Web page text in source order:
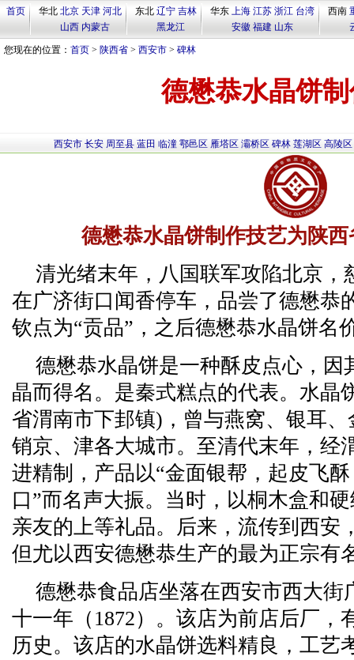
首页 华北 北京 天津 河北
山西 内蒙古
东北 辽宁 吉林
黑龙江
华东 上海 江苏 浙江 台湾
安徽 福建 山东
西南
您现在的位置： 首页 > 陕西省 > 西安市 > 碑林
德懋恭水晶饼
西安市 长安 周至县 蓝田 临潼 鄠邑区 雁塔区 灞桥区 碑林 莲湖区 高陵区
德懋恭水晶饼制作技艺为陕
清光绪末年，八国联军攻陷北京，
在广济街口闻香停车，品尝了德懋恭
钦点为“贡品”，之后德懋恭水晶饼名
德懋恭水晶饼是一种酥皮点心，因
晶而得名。是秦式糕点的代表。水晶
省渭南市下邽镇)，曾与燕窝、银耳
销京、津各大城市。至清代末年，经
进精制，产品以“金面银帮，起皮飞
口”而名声大振。当时，以桐木盒和
亲友的上等礼品。后来，流传到西安
但尤以西安德懋恭生产的最为正宗有
德懋恭食品店坐落在西安市西大街
十一年（1872）。该店为前店后厂，
历史。该店的水晶饼选料精良，工艺